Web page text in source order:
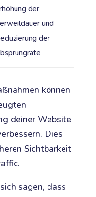
der
und
der
können
deiner Website
Dies
Sichtbarkeit
sagen, dass